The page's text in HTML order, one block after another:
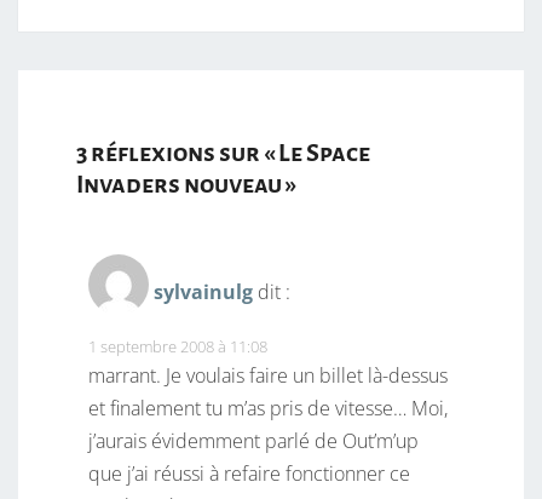
3 réflexions sur «Le Space
Invaders nouveau»
sylvainulg dit :
1 septembre 2008 à 11:08
marrant. Je voulais faire un billet là-dessus
et finalement tu m’as pris de vitesse… Moi,
j’aurais évidemment parlé de Out’m’up
que j’ai réussi à refaire fonctionner ce